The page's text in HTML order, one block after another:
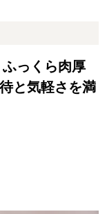
っくら肉厚
と気軽さを満